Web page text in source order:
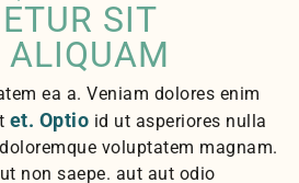
SIT
ALIQUAM
ea a. Veniam dolores enim
et. Optio id ut asperiores nulla
voluptatem magnam.
non saepe. aut aut odio